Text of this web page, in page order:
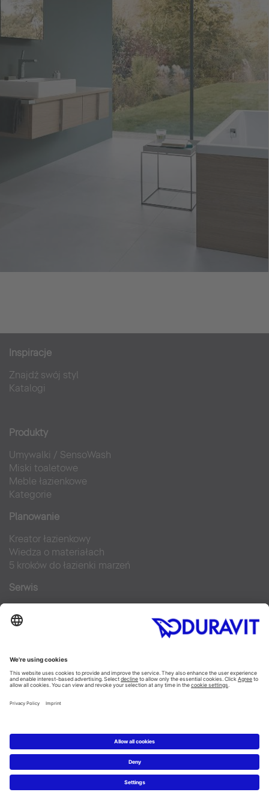
Inspiracje
Znajdź swój styl
Katalogi
Produkty
Umywalki / SensoWash
Miski toaletowe
Meble łazienkowe
Kategorie
Planowanie
Kreator łazienkowy
Wiedza o materiałach
5 kroków do łazienki marzeń
Serwis
Zdjęcia prasowe
Najczęściej zadawane pytania
Pinterest
Blog
Linked In